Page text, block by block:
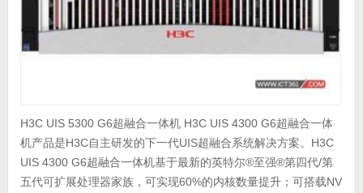
H3C UIS 5300 G6超融合一体机 H3C UIS 4300 G6超融合一体
机产品是H3C自主研发的下一代UIS超融合系统解决方案。H3C
UIS 4300 G6超融合一体机基于最新的英特尔®至强®第四代/第
五代可扩展处理器家族，可实现60%的内核数量提升；可搭载NV